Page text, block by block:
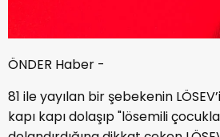
ÖNDER Haber -
81 ile yayılan bir şebekenin
kapı kapı dolaşıp "lösemili